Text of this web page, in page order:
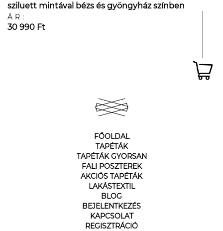
sziluett mintával bézs és gyöngyház színben
ÁR:
30 990 Ft
FŐOLDAL
TAPÉTÁK
TAPÉTÁK GYORSAN
FALI POSZTEREK
AKCIÓS TAPÉTÁK
LAKÁSTEXTIL
BLOG
BEJELENTKEZÉS
KAPCSOLAT
REGISZTRÁCIÓ